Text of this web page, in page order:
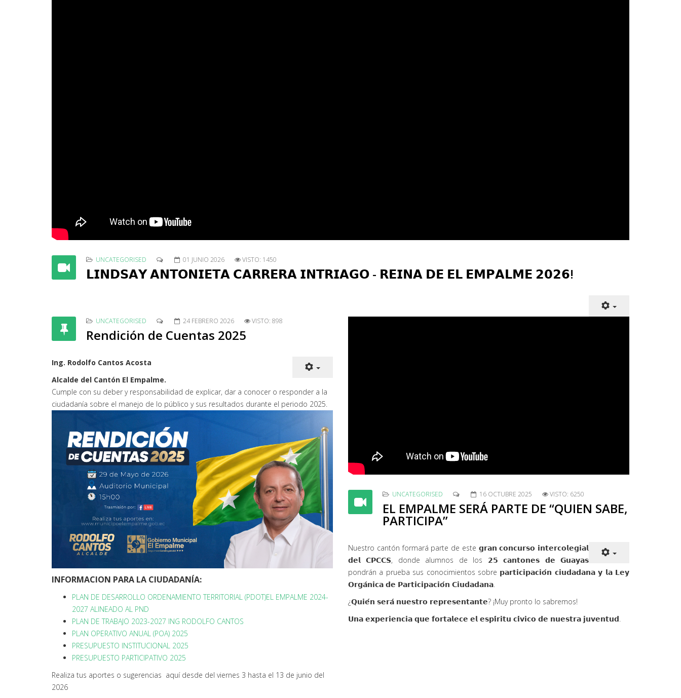
UNCATEGORISED 01 JUNIO 2026 VISTO: 1450
𝗟𝗜𝗡𝗗𝗦𝗔𝗬 𝗔𝗡𝗧𝗢𝗡𝗜𝗘𝗧𝗔 𝗖𝗔𝗥𝗥𝗘𝗥𝗔 𝗜𝗡𝗧𝗥𝗜𝗔𝗚𝗢 - 𝗥𝗘𝗜𝗡𝗔 𝗗𝗘 𝗘𝗟 𝗘𝗠𝗣𝗔𝗟𝗠𝗘 𝟮𝟬𝟮𝟲!
UNCATEGORISED 24 FEBRERO 2026 VISTO: 898
Rendición de Cuentas 2025
Ing. Rodolfo Cantos Acosta
Alcalde del Cantón El Empalme.
Cumple con su deber y responsabilidad de explicar, dar a conocer o responder a la
ciudadanía sobre el manejo de lo público y sus resultados durante el periodo 2025.
INFORMACION PARA LA CIUDADANÍA:
PLAN DE DESARROLLO ORDENAMIENTO TERRITORIAL (PDOT)EL EMPALME 2024-
2027 ALINEADO AL PND
PLAN DE TRABAJO 2023-2027 ING RODOLFO CANTOS
PLAN OPERATIVO ANUAL (POA) 2025
PRESUPUESTO INSTITUCIONAL 2025
PRESUPUESTO PARTICIPATIVO 2025
Realiza tus aportes o sugerencias aquí desde del viernes 3 hasta el 13 de junio del
2026
UNCATEGORISED 16 OCTUBRE 2025 VISTO: 6250
EL EMPALME SERÁ PARTE DE “QUIEN SABE,
PARTICIPA”
Nuestro cantón formará parte de este 𝗴𝗿𝗮𝗻 𝗰𝗼𝗻𝗰𝘂𝗿𝘀𝗼 𝗶𝗻𝘁𝗲𝗿𝗰𝗼𝗹𝗲𝗴𝗶𝗮𝗹
𝗱𝗲𝗹 𝗖𝗣𝗖𝗖𝗦, donde alumnos de los 𝟮𝟱 𝗰𝗮𝗻𝘁𝗼𝗻𝗲𝘀 𝗱𝗲 𝗚𝘂𝗮𝘆𝗮𝘀
pondrán a prueba sus conocimientos sobre 𝗽𝗮𝗿𝘁𝗶𝗰𝗶𝗽𝗮𝗰𝗶𝗼́𝗻 𝗰𝗶𝘂𝗱𝗮𝗱𝗮𝗻𝗮 𝘆 𝗹𝗮 𝗟𝗲𝘆
𝗢𝗿𝗴𝗮́𝗻𝗶𝗰𝗮 𝗱𝗲 𝗣𝗮𝗿𝘁𝗶𝗰𝗶𝗽𝗮𝗰𝗶𝗼́𝗻 𝗖𝗶𝘂𝗱𝗮𝗱𝗮𝗻𝗮.
¿𝗤𝘂𝗶𝗲́𝗻 𝘀𝗲𝗿𝗮́ 𝗻𝘂𝗲𝘀𝘁𝗿𝗼 𝗿𝗲𝗽𝗿𝗲𝘀𝗲𝗻𝘁𝗮𝗻𝘁𝗲? ¡Muy pronto lo sabremos!
𝗨𝗻𝗮 𝗲𝘅𝗽𝗲𝗿𝗶𝗲𝗻𝗰𝗶𝗮 𝗾𝘂𝗲 𝗳𝗼𝗿𝘁𝗮𝗹𝗲𝗰𝗲 𝗲𝗹 𝗲𝘀𝗽𝗶́𝗿𝗶𝘁𝘂 𝗰𝗶́𝘃𝗶𝗰𝗼 𝗱𝗲 𝗻𝘂𝗲𝘀𝘁𝗿𝗮 𝗷𝘂𝘃𝗲𝗻𝘁𝘂𝗱.